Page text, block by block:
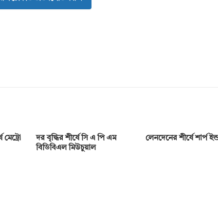
মেট্রো
দর বৃদ্ধির শীর্ষে সি এ পি এম
বিডিবিএল মিউচুয়াল
লেনদেনের শীর্ষে শার্প